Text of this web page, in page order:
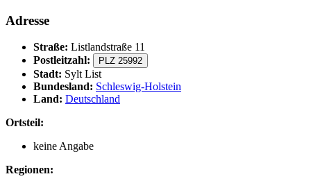
Adresse
Straße: Listlandstraße 11
Postleitzahl:
PLZ 25992
Stadt: Sylt List
Bundesland: Schleswig-Holstein
Land: Deutschland
Ortsteil:
keine Angabe
Regionen: